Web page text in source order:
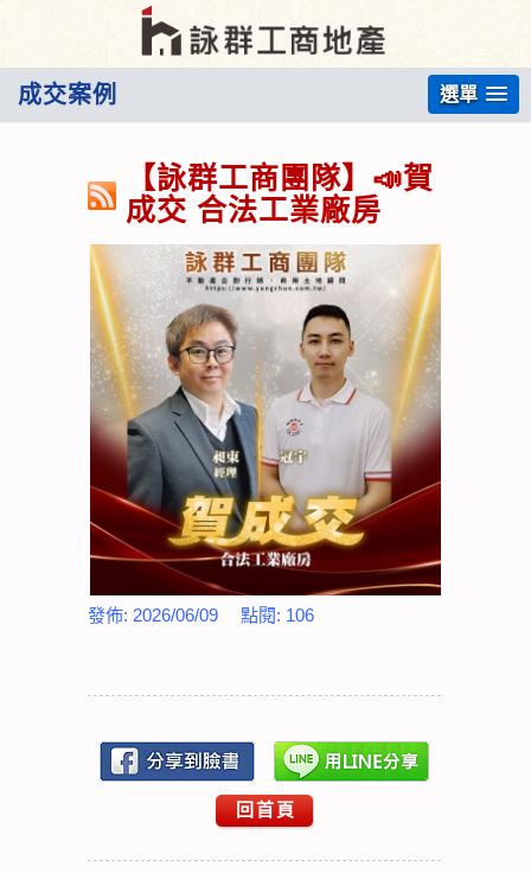
成交案例 選單
【詠群工商團隊】📣賀
成交 合法工業廠房
發佈: 2026/06/09 點閱: 106
回首頁